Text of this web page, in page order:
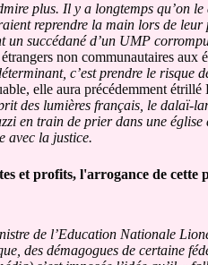
plus. Il y a longtemps qu’on
reprendre la main lors de
un succédané d’un UMP
non communautaires aux
c’est prendre le
elle aura précédemment étrillé
des lumières français, le dalaï-
en train de prier dans une
avec la justice.
et profits, l'arrogance de cette
de l’Education Nationale
des démagogues de certaine